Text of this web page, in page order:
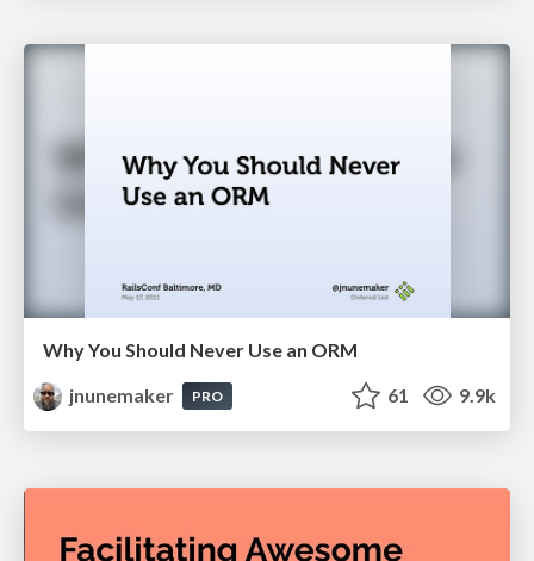
Why You Should Never Use an ORM
jnunemaker
PRO 61 9.9k